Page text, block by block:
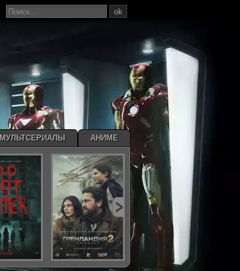
ok
МУЛЬТСЕРИАЛЫ АНИМЕ